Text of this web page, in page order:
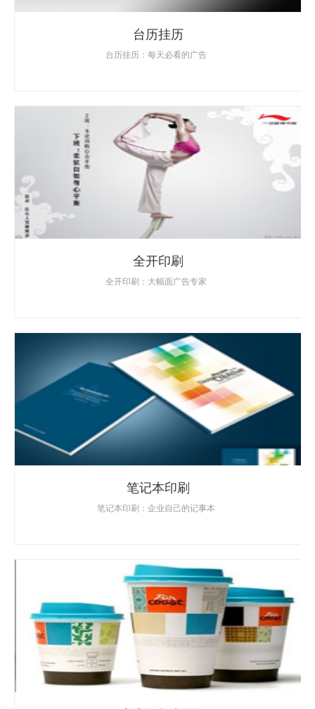
台历挂历
台历挂历：每天必看的广告
全开印刷
全开印刷：大幅面广告专家
笔记本印刷
笔记本印刷：企业自己的记事本